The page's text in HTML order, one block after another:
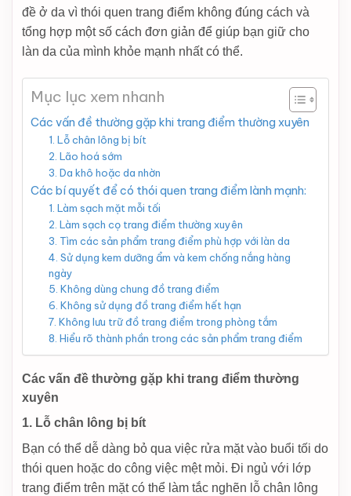
đề ở da vì thói quen trang điểm không đúng cách và
tổng hợp một số cách đơn giản để giúp bạn giữ cho
làn da của mình khỏe mạnh nhất có thể.
Mục lục xem nhanh
Các vấn đề thường gặp khi trang điểm thường xuyên
1. Lỗ chân lông bị bít
2. Lão hoá sớm
3. Da khô hoặc da nhờn
Các bí quyết để có thói quen trang điểm lành mạnh:
1. Làm sạch mặt mỗi tối
2. Làm sạch cọ trang điểm thường xuyên
3. Tìm các sản phẩm trang điểm phù hợp với làn da
4. Sử dụng kem dưỡng ẩm và kem chống nắng hàng
ngày
5. Không dùng chung đồ trang điểm
6. Không sử dụng đồ trang điểm hết hạn
7. Không lưu trữ đồ trang điểm trong phòng tắm
8. Hiểu rõ thành phần trong các sản phẩm trang điểm
Các vấn đề thường gặp khi trang điểm thường
xuyên
1. Lỗ chân lông bị bít
Bạn có thể dễ dàng bỏ qua việc rửa mặt vào buổi tối do
thói quen hoặc do công việc mệt mỏi. Đi ngủ với lớp
trang điểm trên mặt có thể làm tắc nghẽn lỗ chân lông